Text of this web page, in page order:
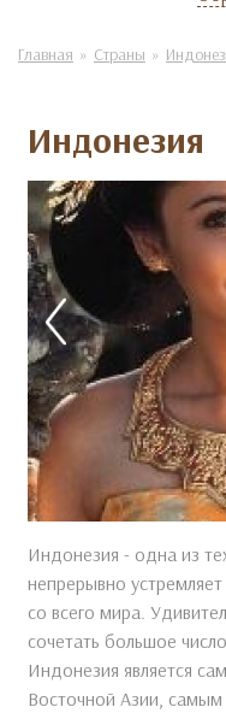
Главная Страны
Индонезия
Индонезия - одна из
непрерывно
со всего мира.
сочетать большое
Индонезия является
Восточной Азии,